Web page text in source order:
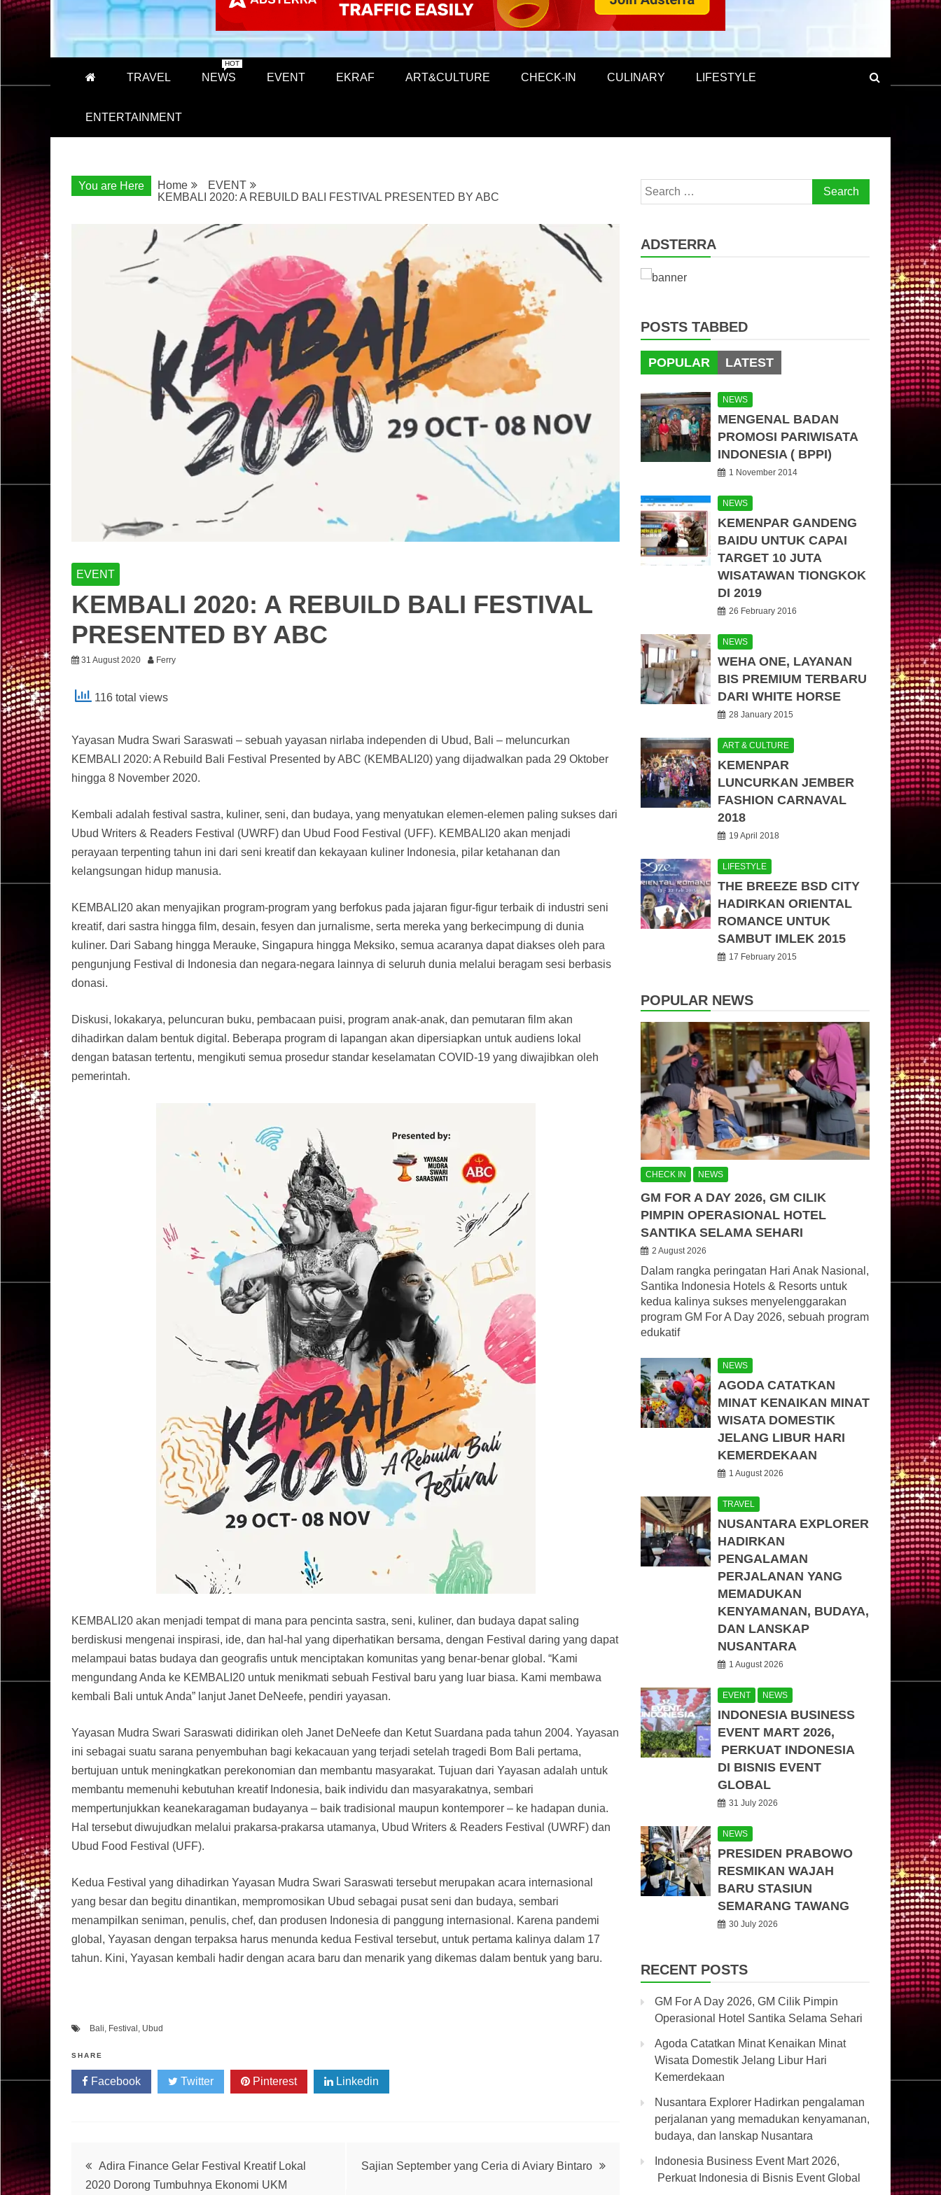
TRAVEL NEWS
HOT
EVENT EKRAF ART&CULTURE CHECK-IN CULINARY LIFESTYLE
ENTERTAINMENT
You are Here Home
EVENT
KEMBALI 2020: A REBUILD BALI FESTIVAL PRESENTED BY ABC
EVENT
KEMBALI 2020: A REBUILD BALI FESTIVAL
PRESENTED BY ABC
31 August 2020 Ferry
116 total views
Yayasan Mudra Swari Saraswati – sebuah yayasan nirlaba independen di Ubud, Bali – meluncurkan
KEMBALI 2020: A Rebuild Bali Festival Presented by ABC (KEMBALI20) yang dijadwalkan pada 29 Oktober
hingga 8 November 2020.
Kembali adalah festival sastra, kuliner, seni, dan budaya, yang menyatukan elemen-elemen paling sukses dari
Ubud Writers & Readers Festival (UWRF) dan Ubud Food Festival (UFF). KEMBALI20 akan menjadi
perayaan terpenting tahun ini dari seni kreatif dan kekayaan kuliner Indonesia, pilar ketahanan dan
kelangsungan hidup manusia.
KEMBALI20 akan menyajikan program-program yang berfokus pada jajaran figur-figur terbaik di industri seni
kreatif, dari sastra hingga film, desain, fesyen dan jurnalisme, serta mereka yang berkecimpung di dunia
kuliner. Dari Sabang hingga Merauke, Singapura hingga Meksiko, semua acaranya dapat diakses oleh para
pengunjung Festival di Indonesia dan negara-negara lainnya di seluruh dunia melalui beragam sesi berbasis
donasi.
Diskusi, lokakarya, peluncuran buku, pembacaan puisi, program anak-anak, dan pemutaran film akan
dihadirkan dalam bentuk digital. Beberapa program di lapangan akan dipersiapkan untuk audiens lokal
dengan batasan tertentu, mengikuti semua prosedur standar keselamatan COVID-19 yang diwajibkan oleh
pemerintah.
KEMBALI20 akan menjadi tempat di mana para pencinta sastra, seni, kuliner, dan budaya dapat saling
berdiskusi mengenai inspirasi, ide, dan hal-hal yang diperhatikan bersama, dengan Festival daring yang dapat
melampaui batas budaya dan geografis untuk menciptakan komunitas yang benar-benar global. “Kami
mengundang Anda ke KEMBALI20 untuk menikmati sebuah Festival baru yang luar biasa. Kami membawa
kembali Bali untuk Anda” lanjut Janet DeNeefe, pendiri yayasan.
Yayasan Mudra Swari Saraswati didirikan oleh Janet DeNeefe dan Ketut Suardana pada tahun 2004. Yayasan
ini sebagai suatu sarana penyembuhan bagi kekacauan yang terjadi setelah tragedi Bom Bali pertama,
bertujuan untuk meningkatkan perekonomian dan membantu masyarakat. Tujuan dari Yayasan adalah untuk
membantu memenuhi kebutuhan kreatif Indonesia, baik individu dan masyarakatnya, sembari
mempertunjukkan keanekaragaman budayanya – baik tradisional maupun kontemporer – ke hadapan dunia.
Hal tersebut diwujudkan melalui prakarsa-prakarsa utamanya, Ubud Writers & Readers Festival (UWRF) dan
Ubud Food Festival (UFF).
Kedua Festival yang dihadirkan Yayasan Mudra Swari Saraswati tersebut merupakan acara internasional
yang besar dan begitu dinantikan, mempromosikan Ubud sebagai pusat seni dan budaya, sembari
menampilkan seniman, penulis, chef, dan produsen Indonesia di panggung internasional. Karena pandemi
global, Yayasan dengan terpaksa harus menunda kedua Festival tersebut, untuk pertama kalinya dalam 17
tahun. Kini, Yayasan kembali hadir dengan acara baru dan menarik yang dikemas dalam bentuk yang baru.
Bali, Festival , Ubud
SHARE
Facebook Twitter Pinterest Linkedin
Post
Adira Finance Gelar Festival Kreatif Lokal
2020 Dorong Tumbuhnya Ekonomi UKM
Sajian September yang Ceria di Aviary Bintaro
Search
for:
ADSTERRA
POSTS TABBED
POPULAR LATEST
NEWS
MENGENAL BADAN
PROMOSI PARIWISATA
INDONESIA ( BPPI)
1 November 2014
NEWS
KEMENPAR GANDENG
BAIDU UNTUK CAPAI
TARGET 10 JUTA
WISATAWAN TIONGKOK
DI 2019
26 February 2016
NEWS
WEHA ONE, LAYANAN
BIS PREMIUM TERBARU
DARI WHITE HORSE
28 January 2015
ART & CULTURE
KEMENPAR
LUNCURKAN JEMBER
FASHION CARNAVAL
2018
19 April 2018
LIFESTYLE
THE BREEZE BSD CITY
HADIRKAN ORIENTAL
ROMANCE UNTUK
SAMBUT IMLEK 2015
17 February 2015
POPULAR NEWS
CHECK IN NEWS
GM FOR A DAY 2026, GM CILIK
PIMPIN OPERASIONAL HOTEL
SANTIKA SELAMA SEHARI
2 August 2026
Dalam rangka peringatan Hari Anak Nasional,
Santika Indonesia Hotels & Resorts untuk
kedua kalinya sukses menyelenggarakan
program GM For A Day 2026, sebuah program
edukatif
NEWS
AGODA CATATKAN
MINAT KENAIKAN MINAT
WISATA DOMESTIK
JELANG LIBUR HARI
KEMERDEKAAN
1 August 2026
TRAVEL
NUSANTARA EXPLORER
HADIRKAN
PENGALAMAN
PERJALANAN YANG
MEMADUKAN
KENYAMANAN, BUDAYA,
DAN LANSKAP
NUSANTARA
1 August 2026
EVENT NEWS
INDONESIA BUSINESS
EVENT MART 2026,
PERKUAT INDONESIA
DI BISNIS EVENT
GLOBAL
31 July 2026
NEWS
PRESIDEN PRABOWO
RESMIKAN WAJAH
BARU STASIUN
SEMARANG TAWANG
30 July 2026
RECENT POSTS
GM For A Day 2026, GM Cilik Pimpin
Operasional Hotel Santika Selama Sehari
Agoda Catatkan Minat Kenaikan Minat
Wisata Domestik Jelang Libur Hari
Kemerdekaan
Nusantara Explorer Hadirkan pengalaman
perjalanan yang memadukan kenyamanan,
budaya, dan lanskap Nusantara
Indonesia Business Event Mart 2026,
Perkuat Indonesia di Bisnis Event Global